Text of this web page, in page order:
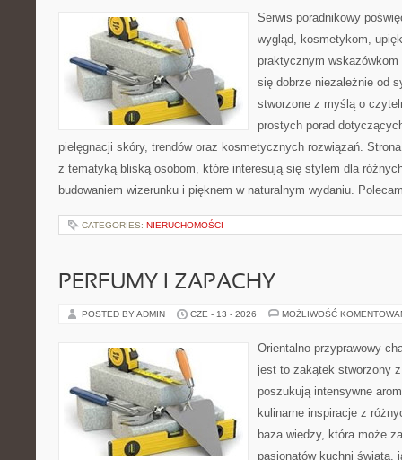
Serwis poradnikowy
wygląd, kosmetykom,
praktycznym
się dobrze niezależnie od
stworzone z myślą o
prostych porad
pielęgnacji skóry, trendów oraz kosmetycznych rozwiązań.
z tematyką bliską osobom, które interesują się stylem dla
budowaniem wizerunku i pięknem w naturalnym wydaniu.
CATEGORIES: NIERUCHOMOŚCI
PERFUMY I ZAPACHY
POSTED BY ADMIN CZE - 13 - 2026 MOŻLIWOŚĆ
Orientalno-przyprawowy
jest to zakątek stworzony
poszukują intensywne
kulinarne inspiracje z
baza wiedzy, która może
pasjonatów kuchni świata,